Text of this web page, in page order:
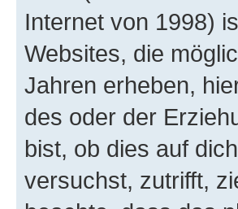
Internet von 1998)
Websites, die
Jahren erheben,
des oder der
bist, ob dies auf
versuchst, zutrifft,